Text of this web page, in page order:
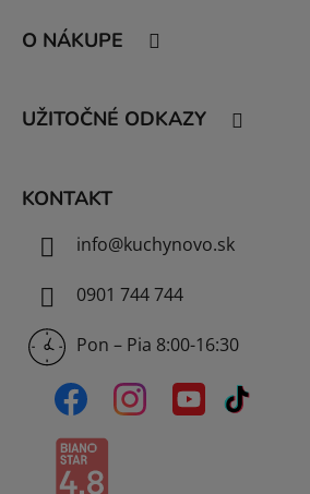
O NÁKUPE
UŽITOČNÉ ODKAZY
KONTAKT
info@kuchynovo.sk
0901 744 744
Pon – Pia 8:00-16:30